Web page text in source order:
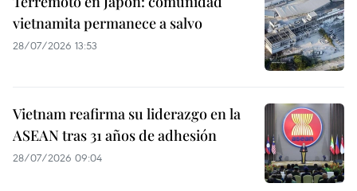
vietnamita permanece a salvo
28/07/2026 13:53
Vietnam reafirma su liderazgo en la
ASEAN tras 31 años de adhesión
28/07/2026 09:04